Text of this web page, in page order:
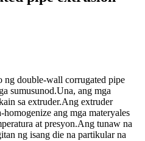
ng double-wall corrugated pipe
sumusunod.Una, ang mga
sa extruder.Ang extruder
ang mga materyales
at presyon.Ang tunaw na
ng isang die na partikular na